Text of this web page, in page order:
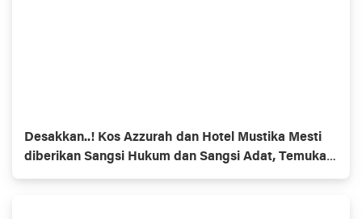
Desakkan..! Kos Azzurah dan Hotel Mustika Mesti
diberikan Sangsi Hukum dan Sangsi Adat, Temukan
Pasangan Bukan Suami Istri.